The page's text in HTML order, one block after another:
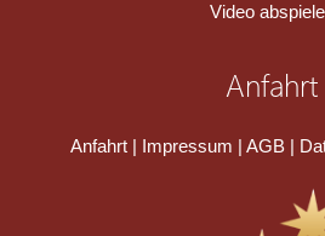
Video
Anfahrt
Anfahrt| Impressum | AGB|